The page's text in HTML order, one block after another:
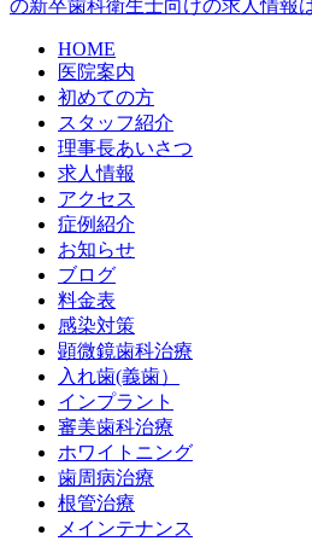
HOME
医院案内
初めての方
スタッフ紹介
理事長あいさつ
求人情報
アクセス
症例紹介
お知らせ
ブログ
料金表
感染対策
顕微鏡歯科治療
入れ歯(義歯）
インプラント
審美歯科治療
ホワイトニング
歯周病治療
根管治療
メインテナンス